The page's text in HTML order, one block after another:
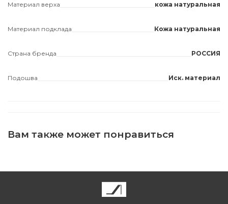
Материал верха кожа натуральная
Материал подклада Кожа натуральная
Страна бренда РОССИЯ
Подошва Иск. материал
Вам также может понравиться